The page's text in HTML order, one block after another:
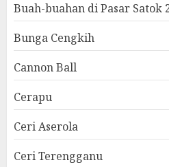
Buah-buahan di Pasar Satok
Bunga Cengkih
Cannon Ball
Cerapu
Ceri Aserola
Ceri Terengganu